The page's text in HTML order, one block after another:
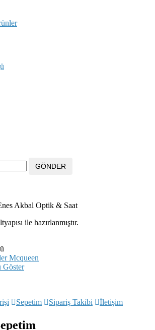
Akbal Optik & Saat
ile hazırlanmıştır.
Mcqueen
Göster
Sepetim Sipariş Takibi İletişim